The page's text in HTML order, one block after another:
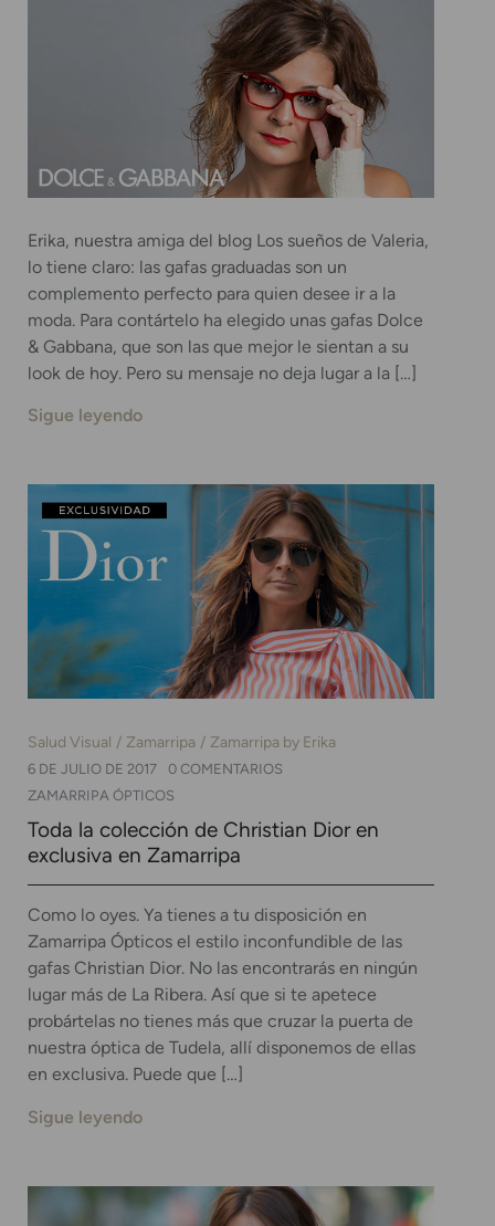
Erika, nuestra amiga del blog Los sueños de Valeria,
lo tiene claro: las gafas graduadas son un
complemento perfecto para quien desee ir a la
moda. Para contártelo ha elegido unas gafas Dolce
& Gabbana, que son las que mejor le sientan a su
look de hoy. Pero su mensaje no deja lugar a la […]
Sigue leyendo
Salud Visual Zamarripa Zamarripa by Erika
6 DE JULIO DE 2017
0 COMENTARIOS
ZAMARRIPA ÓPTICOS
Toda la colección de Christian Dior en
exclusiva en Zamarripa
Como lo oyes. Ya tienes a tu disposición en
Zamarripa Ópticos el estilo inconfundible de las
gafas Christian Dior. No las encontrarás en ningún
lugar más de La Ribera. Así que si te apetece
probártelas no tienes más que cruzar la puerta de
nuestra óptica de Tudela, allí disponemos de ellas
en exclusiva. Puede que […]
Sigue leyendo